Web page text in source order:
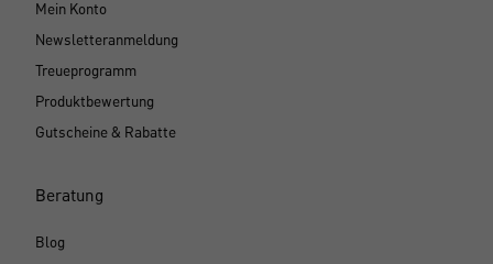
Mein Konto
Newsletteranmeldung
Treueprogramm
Produktbewertung
Gutscheine & Rabatte
Beratung
Blog